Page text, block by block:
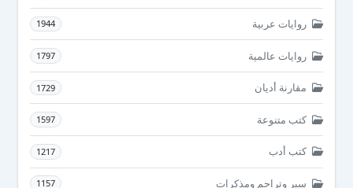
روايات عربية 1944
روايات عالمية 1797
مقارنة أديان 1729
كتب متنوعة 1597
كتب أدب 1217
سير وتراجم ومذكرات 1157